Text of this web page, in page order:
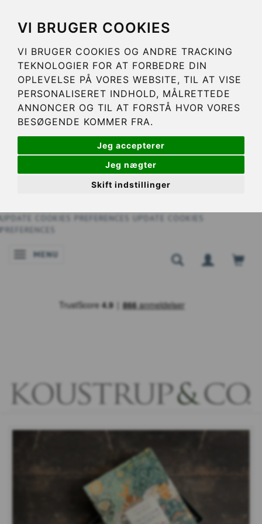
VI BRUGER COOKIES
VI BRUGER COOKIES OG ANDRE TRACKING
TEKNOLOGIER FOR AT FORBEDRE DIN
OPLEVELSE PÅ VORES WEBSITE, TIL AT VISE
PERSONALISERET INDHOLD, MÅLRETTEDE
ANNONCER OG TIL AT FORSTÅ HVOR VORES
BESØGENDE KOMMER FRA.
Jeg accepterer
Jeg nægter
Skift indstillinger
UPDATE COOKIES PREFERENCES
UPDATE COOKIES
PREFERENCES
SKIFTE NAVIGATION
MENU